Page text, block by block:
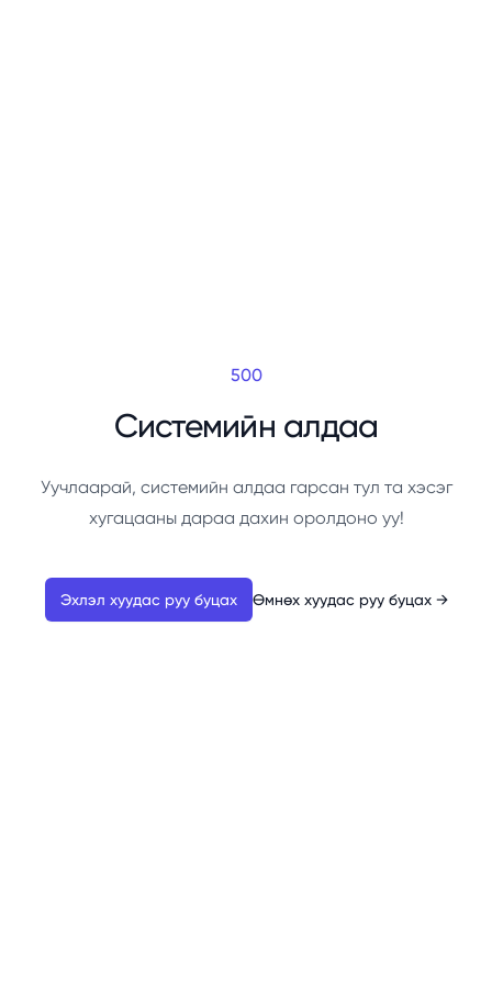
500
Системийн алдаа
Уучлаарай, системийн алдаа гарсан тул та хэсэг
хугацааны дараа дахин оролдоно уу!
Эхлэл хуудас руу буцах Өмнөх хуудас руу буцах →